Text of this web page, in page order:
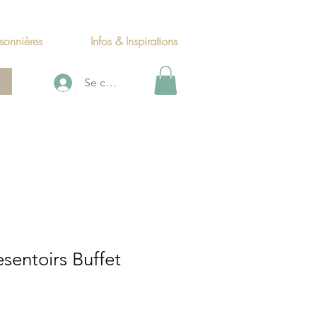
Infos & Inspirations
Se connecter
Buffet